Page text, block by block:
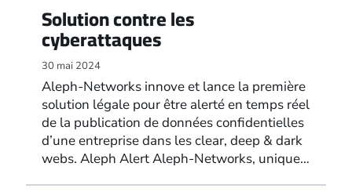
Solution contre les
cyberattaques
30 mai 2024
Aleph-Networks innove et lance la première
solution légale pour être alerté en temps réel
de la publication de données confidentielles
d’une entreprise dans les clear, deep & dark
webs. Aleph Alert Aleph-Networks, unique…